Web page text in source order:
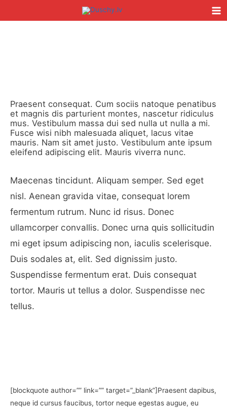
Praesent consequat. Cum sociis natoque penatibus
et magnis dis parturient montes, nascetur ridiculus
mus. Vestibulum massa dui sed nulla ut nulla a mi.
Fusce wisi nibh malesuada aliquet, lacus vitae
mauris. Nam sit amet justo. Vestibulum ante ipsum
eleifend adipiscing elit. Mauris viverra nunc.
Maecenas tincidunt. Aliquam semper. Sed eget
nisl. Aenean gravida vitae, consequat lorem
fermentum rutrum. Nunc id risus. Donec
ullamcorper convallis. Donec urna quis sollicitudin
mi eget ipsum adipiscing non, iaculis scelerisque.
Duis sodales at, elit. Sed dignissim justo.
Suspendisse fermentum erat. Duis consequat
tortor. Mauris ut tellus a dolor. Suspendisse nec
tellus.
[blockquote author=”” link=”” target=”_blank”]Praesent dapibus,
neque id cursus faucibus, tortor neque egestas augue, eu